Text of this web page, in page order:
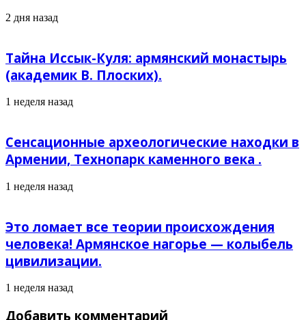
2 дня назад
Тайна Иссык-Куля: армянский монастырь
(академик В. Плоских).
1 неделя назад
Сенсационные археологические находки в
Армении, Технопарк каменного века .
1 неделя назад
Это ломает все теории происхождения
человека! Армянское нагорье — колыбель
цивилизации.
1 неделя назад
Добавить комментарий